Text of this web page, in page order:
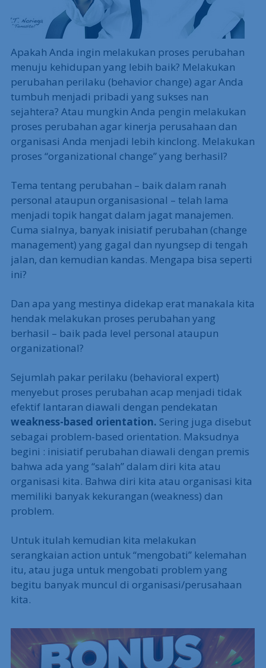
Apakah Anda ingin melakukan proses perubahan
menuju kehidupan yang lebih baik? Melakukan
perubahan perilaku (behavior change) agar Anda
tumbuh menjadi pribadi yang sukses nan
sejahtera? Atau mungkin Anda pengin melakukan
proses perubahan agar kinerja perusahaan dan
organisasi Anda menjadi lebih kinclong. Melakukan
proses “organizational change” yang berhasil?
Tema tentang perubahan – baik dalam ranah
personal ataupun organisasional – telah lama
menjadi topik hangat dalam jagat manajemen.
Cuma sialnya, banyak inisiatif perubahan (change
management) yang gagal dan nyungsep di tengah
jalan, dan kemudian kandas. Mengapa bisa seperti
ini?
Dan apa yang mestinya didekap erat manakala kita
hendak melakukan proses perubahan yang
berhasil – baik pada level personal ataupun
organizational?
Sejumlah pakar perilaku (behavioral expert)
menyebut proses perubahan acap menjadi tidak
efektif lantaran diawali dengan pendekatan
weakness-based orientation. Sering juga disebut
sebagai problem-based orientation. Maksudnya
begini : inisiatif perubahan diawali dengan premis
bahwa ada yang “salah” dalam diri kita atau
organisasi kita. Bahwa diri kita atau organisasi kita
memiliki banyak kekurangan (weakness) dan
problem.
Untuk itulah kemudian kita melakukan
serangkaian action untuk “mengobati” kelemahan
itu, atau juga untuk mengobati problem yang
begitu banyak muncul di organisasi/perusahaan
kita.